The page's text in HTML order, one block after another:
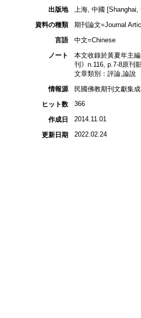
出版地
上海, 中國 [Shanghai,
資料の種類
期刊論文=Journal
言語
中文=Chinese
ノート
本文收錄於黃夏年主
刊》n.116, p.7-8原刊
文章類別：評論,論說
情報源
民國佛教期刊文獻集
ヒット数
366
作成日 2014.11.01
更新日期 2022.02.24